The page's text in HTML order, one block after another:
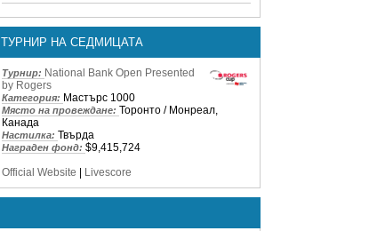
ТУРНИР НА СЕДМИЦАТА
Турнир: National Bank Open Presented
by Rogers
Категория: Мастърс 1000
Място на провеждане: Торонто / Монреал,
Канада
Настилка: Твърда
Награден фонд: $9,415,724
Official Website
Livescore